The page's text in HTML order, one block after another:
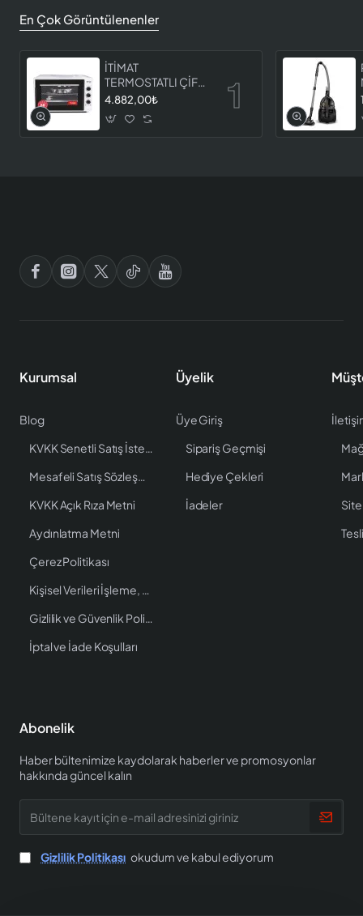
En Çok Görüntülenenler
İTİMAT
TERMOSTATLI ÇİFT
CAMLI FIRIN 8060
4.882,00₺
Kurumsal
Blog
KVKK Senetli Satış İstenen Bilgiler
Mesafeli Satış Sözleşmesi
KVKK Açık Rıza Metni
Aydınlatma Metni
Çerez Politikası
Kişisel Verileri İşleme, Saklama ve İmha Politikası
Gizlilik ve Güvenlik Politikası
İptal ve İade Koşulları
Üyelik
Üye Giriş
Sipariş Geçmişi
Hediye Çekleri
İadeler
Site
Abonelik
Haber bültenimize kaydolarak haberler ve promosyonlar
hakkında güncel kalın
kayıt
için
e-
mail
Gizlilik Politikası okudum ve kabul ediyorum